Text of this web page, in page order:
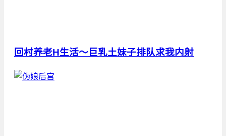
回村养老H生活～巨乳土妹子排队求我内射